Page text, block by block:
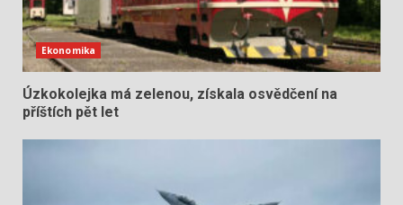
Ekonomika
Úzkokolejka má zelenou, získala osvědčení na
příštích pět let